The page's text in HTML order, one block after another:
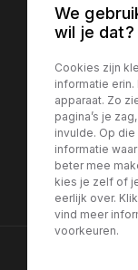
We
wil je dat?
Cookies zijn
informatie
apparaat. Zo
pagina’s je
invulde. Op
informatie
beter mee
kies je zelf of
eerlijk over.
vind meer
voorkeuren.